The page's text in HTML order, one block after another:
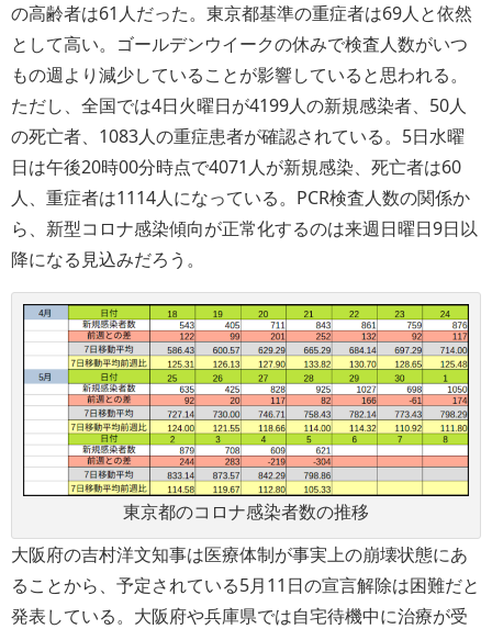
の高齢者は61人だった。東京都基準の重症者は69人と依然
として高い。ゴールデンウイークの休みで検査人数がいつ
もの週より減少していることが影響していると思われる。
ただし、 全国では4日火曜日が4199人の新規感染者、50人
の死亡者、1083人の重症患者が確認されている。5日水曜
日は午後20時00分時点で4071人が新規感染、死亡者は60
人、重症者は1114人になっている。PCR検査人数の関係か
ら、新型コロナ感染傾向が正常化するのは来週日曜日9日以
降になる見込みだろう。
東京都のコロナ感染者数の推移
大阪府の吉村洋文知事は医療体制が事実上の崩壊状態にあ
ることから、予定されている5月11日の宣言解除は困難だと
発表している。大阪府や兵庫県では自宅待機中に治療が受